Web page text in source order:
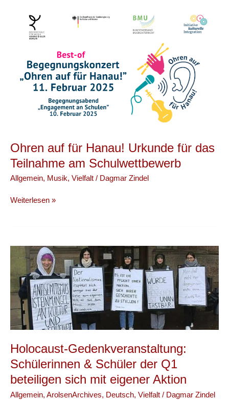
Ohren auf für Hanau! Urkunde für das
Teilnahme am Schulwettbewerb
Allgemein, Musik, Vielfalt / Dagmar Zindel
Ohren
Teilnahme
am
Schulwettbewerb
Weiterlesen »
Holocaust-Gedenkveranstaltung:
Schülerinnen & Schüler der Q1
beteiligen sich mit eigener Aktion
Allgemein, ArolsenArchives, Deutsch, Vielfalt / Dagmar Zindel